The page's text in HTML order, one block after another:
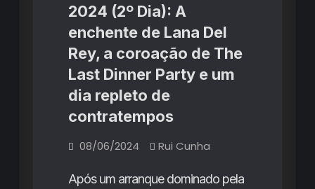
2024 (2º Dia): A
enchente de Lana Del
Rey, a coroação de The
Last Dinner Party e um
dia repleto de
contratempos
08/06/2024 Rui Cunha
Após um arranque dominado pela